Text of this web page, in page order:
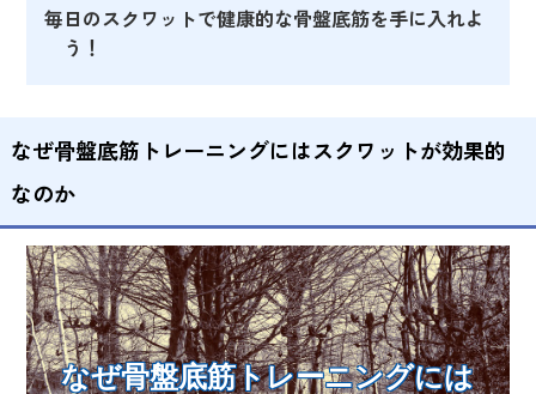
毎日のスクワットで健康的な骨盤底筋を手に入れよ
う！
なぜ骨盤底筋トレーニングにはスクワットが効果的
なのか
なぜ骨盤底筋トレーニングには